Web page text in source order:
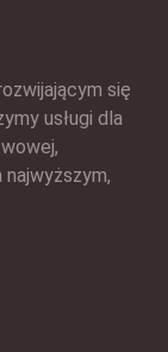
się
usługi dla